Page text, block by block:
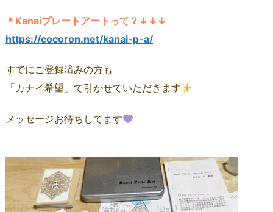
＊Kanaiプレートアートって？↓↓↓
https://cocoron.net/kanai-p-a/
すでにご登録済みの方も
「カナイ希望」で引かせていただきます
メッセージお待ちしてます